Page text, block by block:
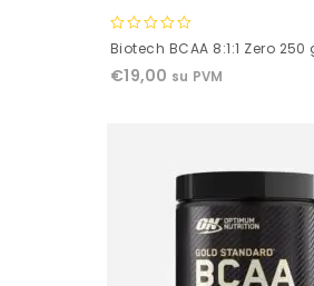
0
of
Biotech BCAA 8:1:1 Zero 250
€19,00 su PVM